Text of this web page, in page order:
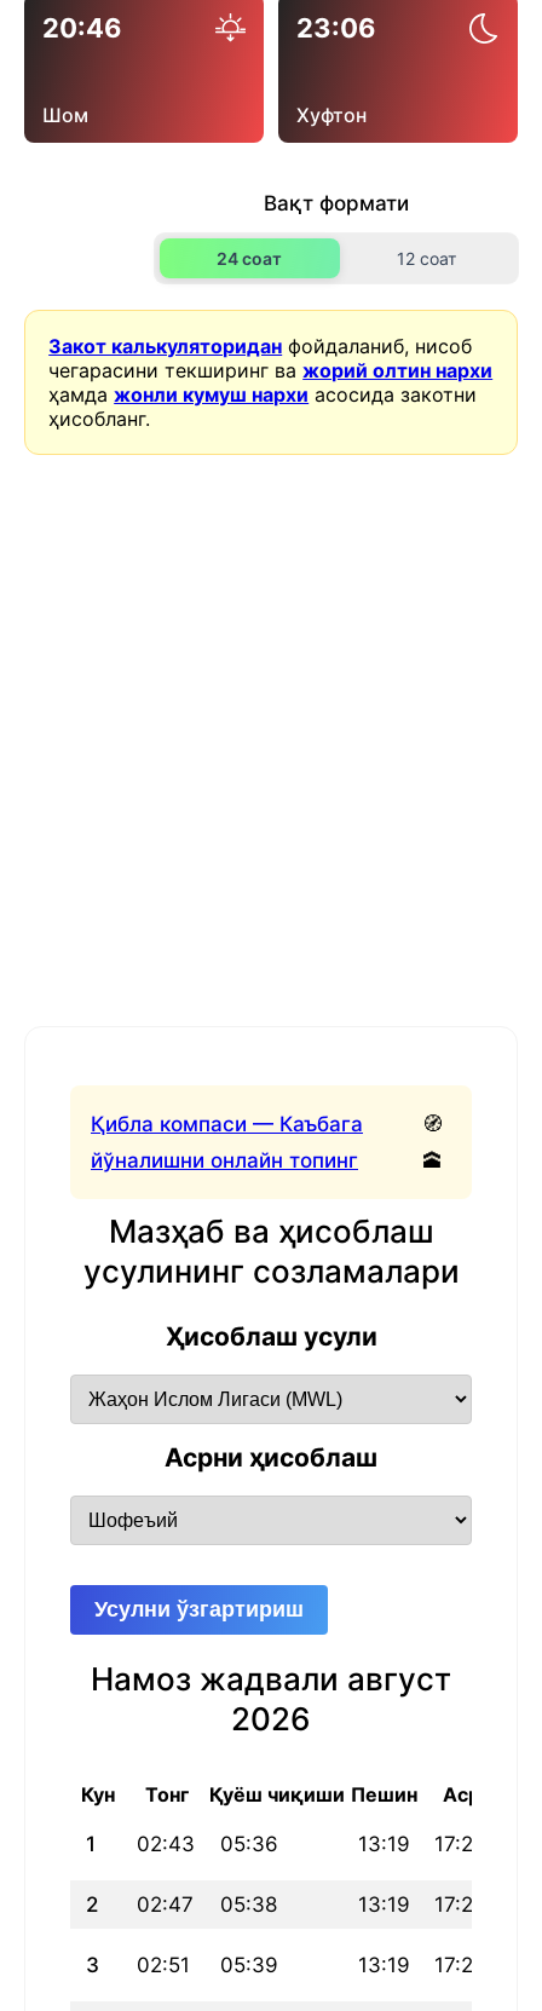
20:46
Шом
23:06
Хуфтон
Вақт формати
24 соат 12 соат
Закот калькуляторидан фойдаланиб, нисоб
чегарасини текширинг важорий олтин нархи
ҳамдажонли кумуш нархи асосида закотни
ҳисобланг.
Қибла компаси — Каъбага
йўналишни онлайн топинг
🧭
🕋
Мазҳаб ва ҳисоблаш
усулининг созламалари
Ҳисоблаш усули
Асрни ҳисоблаш
Усулни ўзгартириш
Намоз жадвали август
2026
Кун Тонг Қуёш чиқиши Пешин Аср
1 02:43 05:36 13:19 17:29
2 02:47 05:38 13:19 17:28
3 02:51 05:39 13:19 17:27